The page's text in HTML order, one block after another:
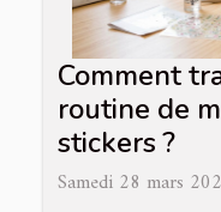
Comment
routine de
stickers ?
Samedi 28 mars